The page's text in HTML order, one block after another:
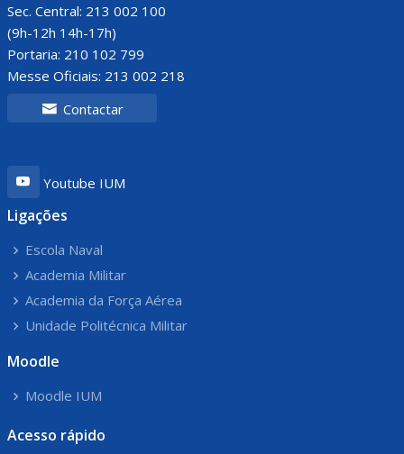
Sec. Central: 213 002 100
(9h-12h 14h-17h)
Portaria: 210 102 799
Messe Oficiais: 213 002 218
Contactar
Youtube IUM
Ligações
Escola Naval
Academia Militar
Academia da Força Aérea
Unidade Politécnica Militar
Moodle
Moodle IUM
Acesso rápido